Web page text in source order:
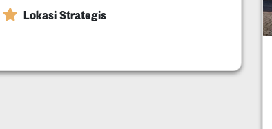
Lokasi Strategis